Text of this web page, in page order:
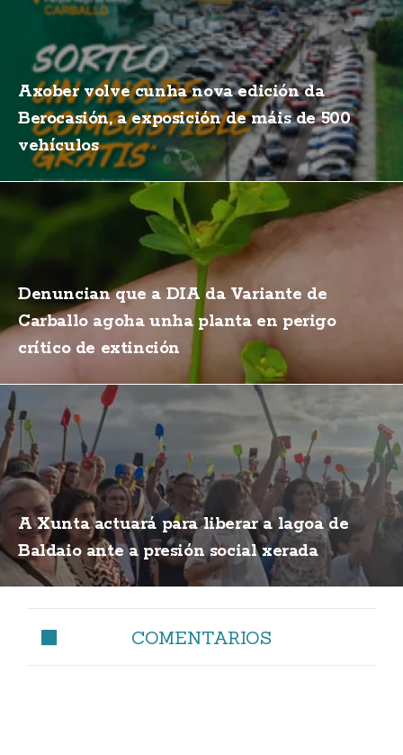
Axober volve cunha nova edición da
Berocasión, a exposición de máis de 500
vehículos
Denuncian que a DIA da Variante de
Carballo agoha unha planta en perigo
crítico de extinción
A Xunta actuará para liberar a lagoa de
Baldaio ante a presión social xerada
COMENTARIOS